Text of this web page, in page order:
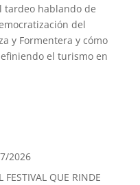
tardeo hablando de
del
y Formentera y cómo
el turismo en
2026
FESTIVAL QUE RINDE